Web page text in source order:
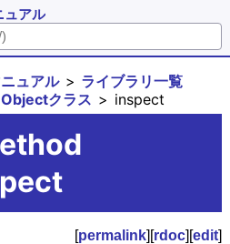
アル
ュアル
ライブラリ一覧
Objectクラス inspect
[permalink][rdoc][edit]